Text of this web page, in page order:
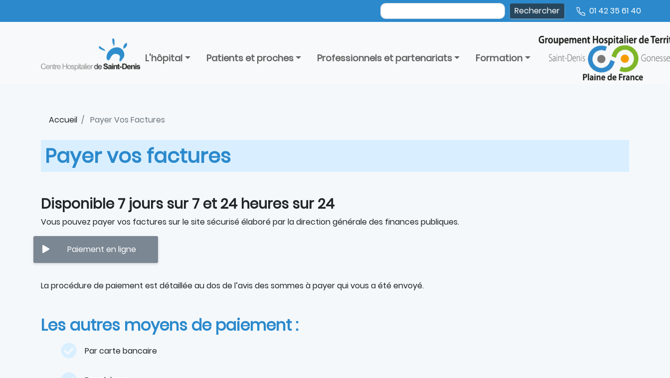
L'hôpital Patients et proches Professionnels et partenariats Formation
01 42 35 61 40
Accueil Payer Vos Factures
Payer vos factures
Disponible 7 jours sur 7 et 24 heures sur 24
Vous pouvez payer vos factures sur le site sécurisé élaboré par la direction générale des finances publiques.
Paiement en ligne
La procédure de paiement est détaillée au dos de l’avis des sommes à payer qui vous a été envoyé.
Les autres moyens de paiement :
Par carte bancaire